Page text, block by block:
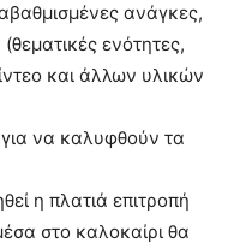
ανάγκες,
ενότητες,
και άλλων υλικών
για να καλυφθούν τα
η πλατιά επιτροπή
στο καλοκαίρι θα